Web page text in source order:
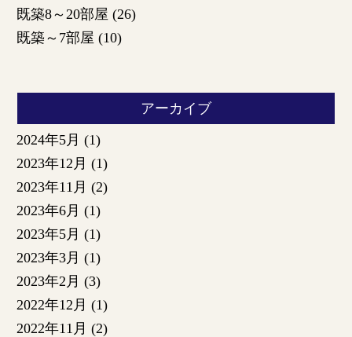
既築8～20部屋 (26)
既築～7部屋 (10)
アーカイブ
2024年5月 (1)
2023年12月 (1)
2023年11月 (2)
2023年6月 (1)
2023年5月 (1)
2023年3月 (1)
2023年2月 (3)
2022年12月 (1)
2022年11月 (2)